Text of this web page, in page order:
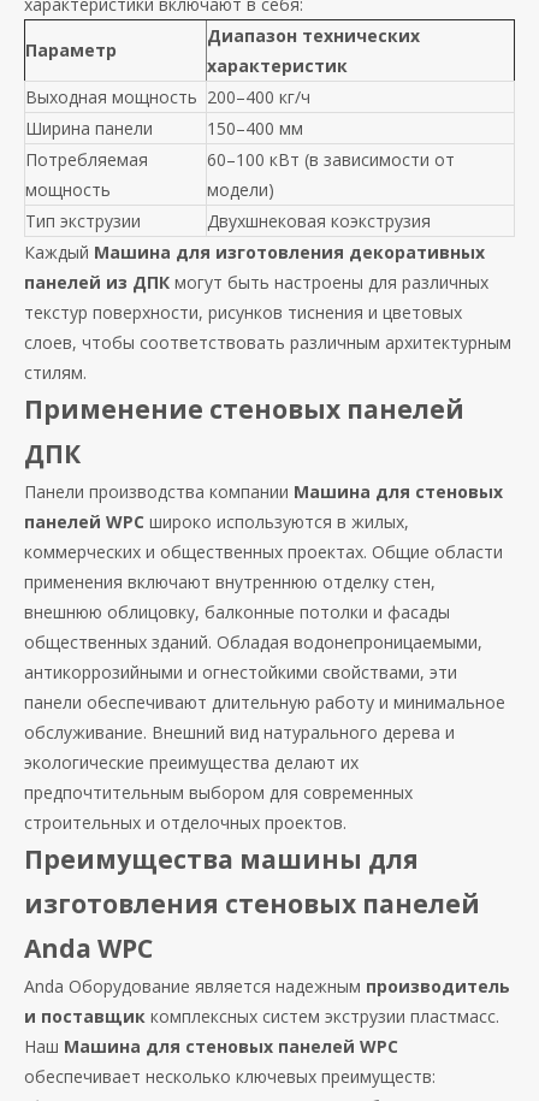
Параметр
Диапазон технических
характеристик
Выходная мощность 200–400 кг/ч
Ширина панели
150–400 мм
Потребляемая
мощность
60–100 кВт (в зависимости от
модели)
Тип экструзии
Двухшнековая коэкструзия
Каждый Машина для изготовления декоративных
панелей из ДПК могут быть настроены для различных
текстур поверхности, рисунков тиснения и цветовых
слоев, чтобы соответствовать различным архитектурным
стилям.
Применение стеновых панелей
ДПК
Панели производства компании Машина для стеновых
панелей WPC широко используются в жилых,
коммерческих и общественных проектах. Общие области
применения включают внутреннюю отделку стен,
внешнюю облицовку, балконные потолки и фасады
общественных зданий. Обладая водонепроницаемыми,
антикоррозийными и огнестойкими свойствами, эти
панели обеспечивают длительную работу и минимальное
обслуживание. Внешний вид натурального дерева и
экологические преимущества делают их
предпочтительным выбором для современных
строительных и отделочных проектов.
Преимущества машины для
изготовления стеновых панелей
Anda WPC
Anda Оборудование является надежным производитель
и поставщик комплексных систем экструзии пластмасс.
Наш Машина для стеновых панелей WPC
обеспечивает несколько ключевых преимуществ: